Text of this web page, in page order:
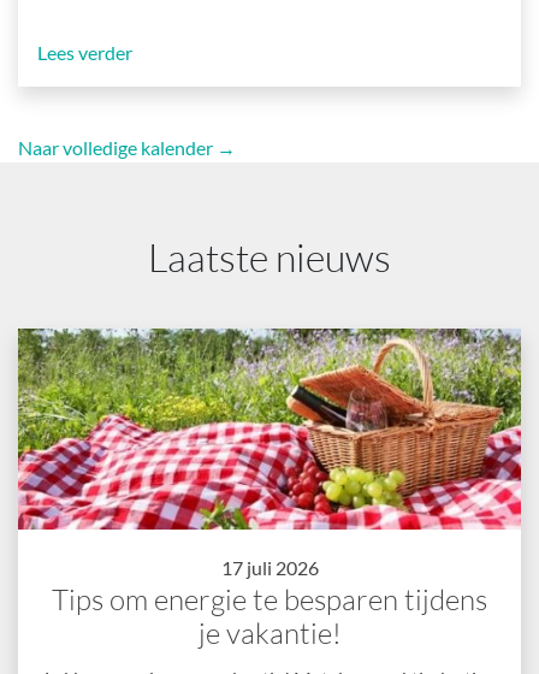
Lees verder
Naar volledige kalender →
Laatste nieuws
17 juli 2026
Tips om energie te besparen tijdens
je vakantie!